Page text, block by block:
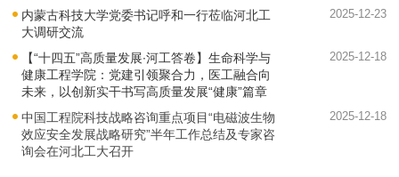
2025-12-23
内蒙古科技大学党委书记呼和一行莅临河北工
大调研交流
2025-12-18
【“十四五”高质量发展∙河工答卷】生命科学与
健康工程学院：党建引领聚合力，医工融合向
未来，以创新实干书写高质量发展“健康”篇章
2025-12-18
中国工程院科技战略咨询重点项目“电磁波生物
效应安全发展战略研究”半年工作总结及专家咨
询会在河北工大召开